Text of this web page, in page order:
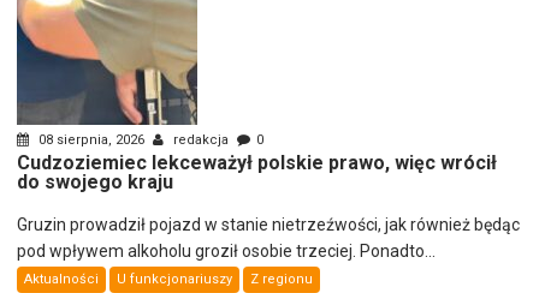
08 sierpnia, 2026 redakcja 0
Cudzoziemiec lekceważył polskie prawo, więc wrócił
do swojego kraju
Gruzin prowadził pojazd w stanie nietrzeźwości, jak również będąc
pod wpływem alkoholu groził osobie trzeciej. Ponadto...
Aktualności U funkcjonariuszy Z regionu